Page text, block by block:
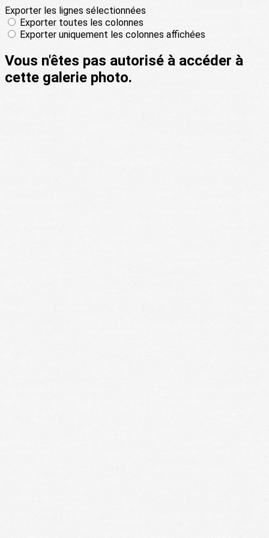
Exporter les lignes sélectionnées
Exporter toutes les colonnes
Exporter uniquement les colonnes affichées
Vous n'êtes pas autorisé à accéder à
cette galerie photo.